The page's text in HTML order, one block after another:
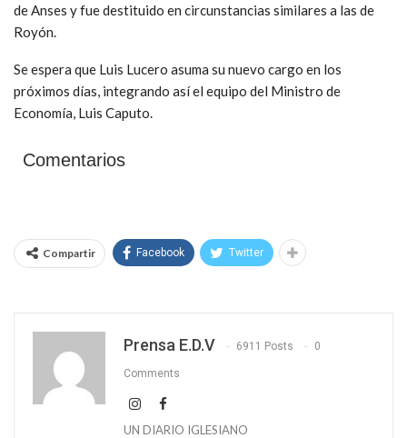
de Anses y fue destituido en circunstancias similares a las de
Royón.
Se espera que Luis Lucero asuma su nuevo cargo en los
próximos días, integrando así el equipo del Ministro de
Economía, Luis Caputo.
Comentarios
Compartir Facebook Twitter
Prensa E.D.V 6911 Posts 0
Comments
UN DIARIO IGLESIANO